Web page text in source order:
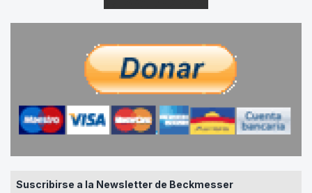
Suscribirse a la Newsletter de Beckmesser